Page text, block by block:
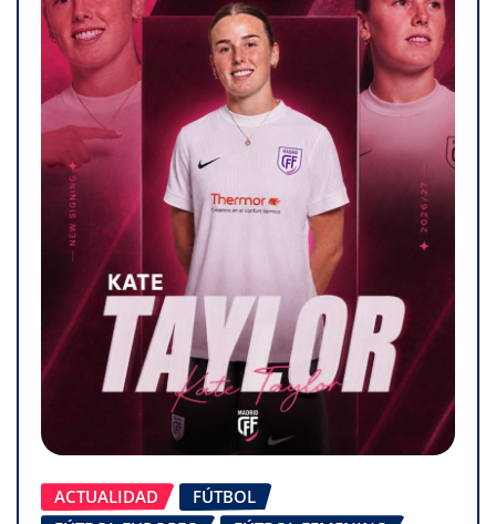
ACTUALIDAD
FÚTBOL